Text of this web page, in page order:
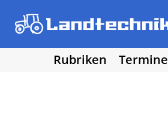
Rubriken Termine